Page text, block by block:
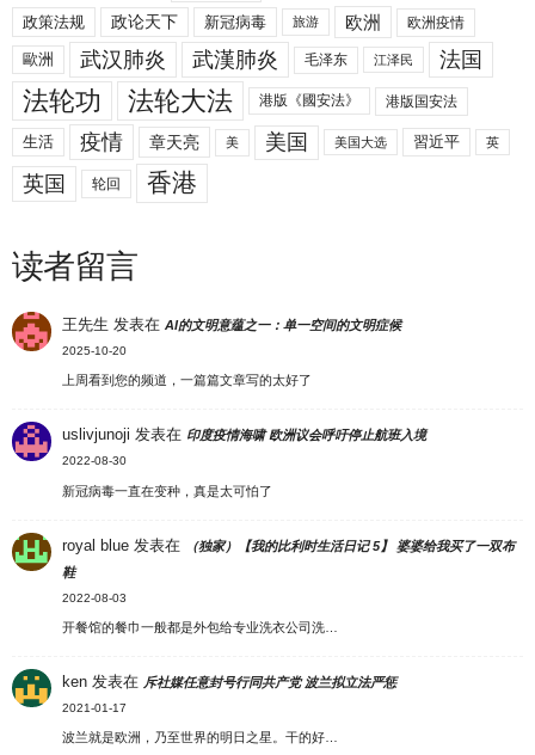
政策法规 政论天下 新冠病毒 旅游 欧洲 欧洲疫情
歐洲 武汉肺炎 武漢肺炎 毛泽东 江泽民 法国
法轮功 法轮大法 港版《國安法》 港版国安法
生活 疫情 章天亮 美 美国 美国大选 習近平 英
英国 轮回 香港
读者留言
王先生 发表在AI的文明意蕴之一：单一空间的文明症候
2025-10-20
上周看到您的频道，一篇篇文章写的太好了
uslivjunoji 发表在 印度疫情海啸 欧洲议会呼吁停止航班入境
2022-08-30
新冠病毒一直在变种，真是太可怕了
royal blue 发表在
（独家）【我的比利时生活日记 5】 婆婆给我买了一双布
鞋
2022-08-03
开餐馆的餐巾一般都是外包给专业洗衣公司洗…
ken 发表在 斥社媒任意封号行同共产党 波兰拟立法严惩
2021-01-17
波兰就是欧洲，乃至世界的明日之星。干的好…